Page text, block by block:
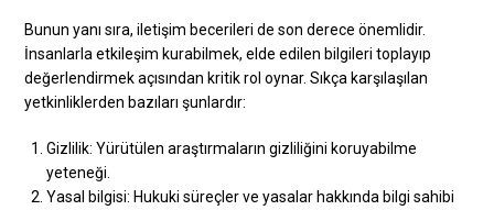
Bunun yanı sıra, iletişim becerileri de son derece önemlidir.
İnsanlarla etkileşim kurabilmek, elde edilen bilgileri toplayıp
değerlendirmek açısından kritik rol oynar. Sıkça karşılaşılan
yetkinliklerden bazıları şunlardır:
Gizlilik: Yürütülen araştırmaların gizliliğini koruyabilme
yeteneği.
Yasal bilgisi: Hukuki süreçler ve yasalar hakkında bilgi sahibi